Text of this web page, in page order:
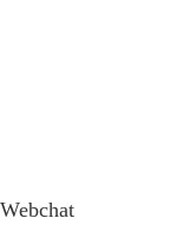
Webchat